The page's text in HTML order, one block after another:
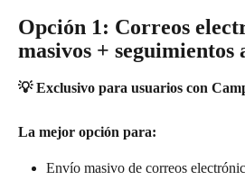
Opción 1: Correos
masivos + seguimientos
💡 Exclusivo para usuarios con
La mejor opción para:
Envío masivo de correos